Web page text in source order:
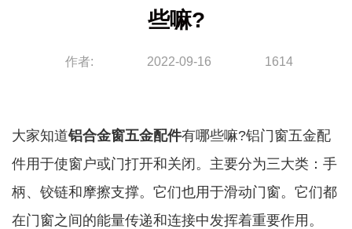
些嘛?
作者: 2022-09-16 1614
大家知道铝合金窗五金配件有哪些嘛?铝门窗五金配
件用于使窗户或门打开和关闭。主要分为三大类：手
柄、铰链和摩擦支撑。它们也用于滑动门窗。它们都
在门窗之间的能量传递和连接中发挥着重要作用。